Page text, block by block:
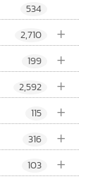
534
+
2,710
+
199
+
2,592
+
115
+
316
+
103